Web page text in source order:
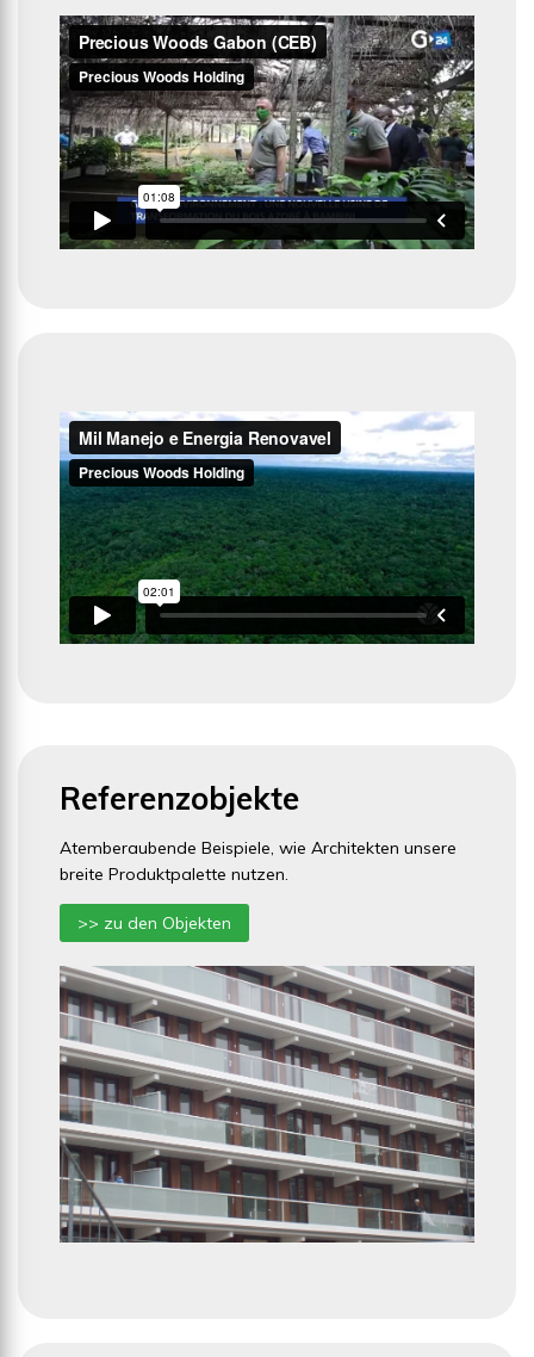
Referenzobjekte
Atemberaubende Beispiele, wie Architekten unsere
breite Produktpalette nutzen.
>> zu den Objekten